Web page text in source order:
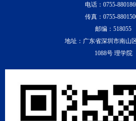
电话：0755-
传真：0755-
邮编：518055
地址：广东省深圳市南山
1088号 理学院